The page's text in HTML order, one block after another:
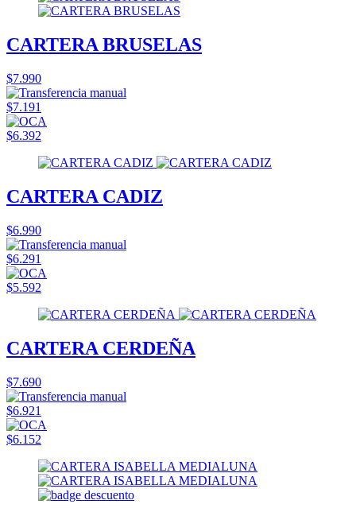
CARTERA BRUSELAS
$7.990
$7.191
$6.392
CARTERA CADIZ
$6.990
$6.291
$5.592
CARTERA CERDEÑA
$7.690
$6.921
$6.152